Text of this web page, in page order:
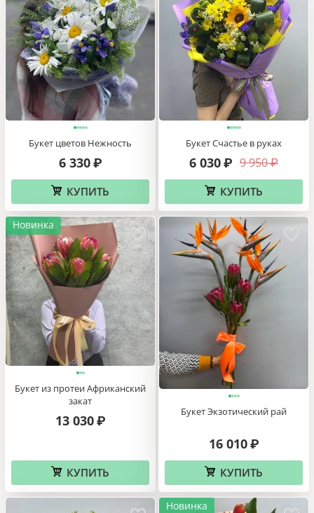
Букет цветов Нежность
6 330 ₽
КУПИТЬ
Букет Счастье в руках
9 950 ₽
6 030₽
КУПИТЬ
Новинка
Букет из протеи Африканский
закат
13 030 ₽
КУПИТЬ
Букет Экзотический рай
16 010 ₽
КУПИТЬ
Новинка